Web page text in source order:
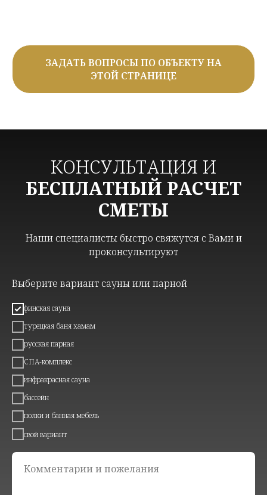
ЗАДАТЬ ВОПРОСЫ ПО ОБЪЕКТУ НА
ЭТОЙ СТРАНИЦЕ
КОНСУЛЬТАЦИЯ И
БЕСПЛАТНЫЙ РАСЧЕТ
СМЕТЫ
Наши специалисты быстро свяжутся с Вами и
проконсультируют
Выберите вариант сауны или парной
финская сауна
турецкая баня хамам
русская парная
СПА-комплекс
инфракрасная сауна
бассейн
полки и банная мебель
свой вариант
Комментарии и пожелания